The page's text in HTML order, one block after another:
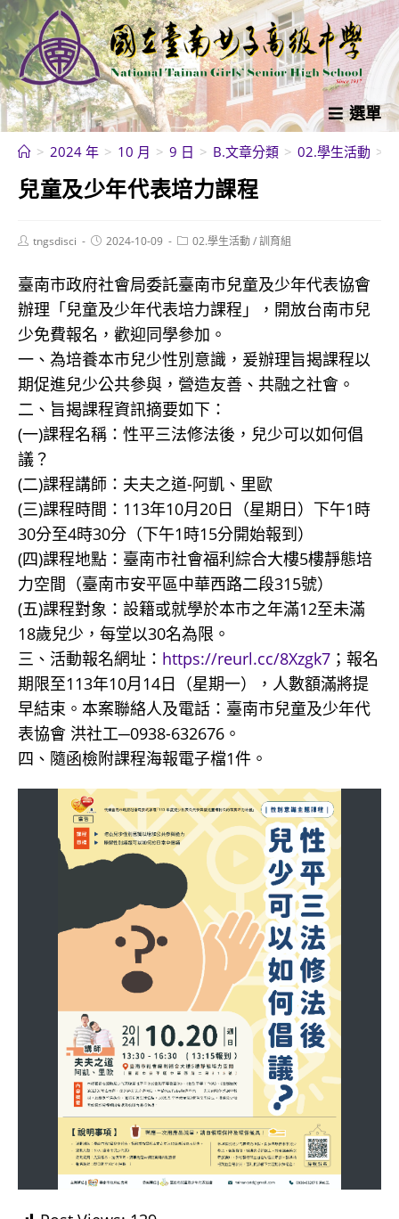
跳
轉
至
主
要
內
選單
> 2024 年 > 10 月 > 9 日 > B.文章分類 > 02.學生活動 >
兒童及少年代表培力課程
Posttngsdisci
Post2024-10-09
Post02.學生活動/訓育組
臺南市政府社會局委託臺南市兒童及少年代表協會
辦理「兒童及少年代表培力課程」，開放台南市兒
少免費報名，歡迎同學參加。
一、為培養本市兒少性別意識，爰辦理旨揭課程以
期促進兒少公共參與，營造友善、共融之社會。
二、旨揭課程資訊摘要如下：
(一)課程名稱：性平三法修法後，兒少可以如何倡
議？
(二)課程講師：夫夫之道-阿凱、里歐
(三)課程時間：113年10月20日（星期日）下午1時
30分至4時30分（下午1時15分開始報到）
(四)課程地點：臺南市社會福利綜合大樓5樓靜態培
力空間（臺南市安平區中華西路二段315號）
(五)課程對象：設籍或就學於本市之年滿12至未滿
18歲兒少，每堂以30名為限。
三、活動報名網址： https://reurl.cc/8Xzgk7 ；報名
期限至113年10月14日（星期一），人數額滿將提
早結束。本案聯絡人及電話：臺南市兒童及少年代
表協會 洪社工─0938-632676。
四、隨函檢附課程海報電子檔1件。